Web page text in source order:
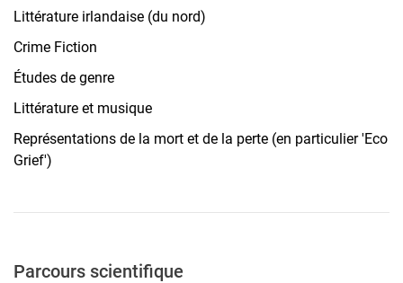
Littérature irlandaise (du nord)
Crime Fiction
Études de genre
Littérature et musique
Représentations de la mort et de la perte (en particulier 'Eco
Grief')
Parcours scientifique